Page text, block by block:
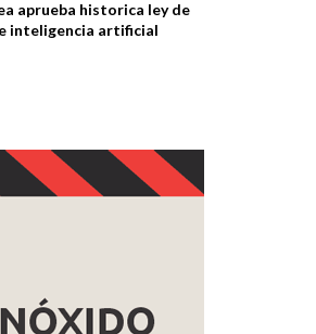
aprueba historica ley de
inteligencia artificial